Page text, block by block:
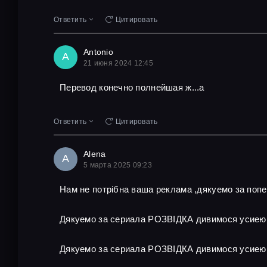
Ответить Цитировать
A Antonio
21 июня 2024 12:45
Перевод конечно полнейшая ж...а
Ответить Цитировать
A Alena
5 марта 2025 09:23
Нам не потрібна ваша реклама ,дякуемо за
Дякуемо за сериала РОЗВІДКА дивимося
Дякуемо за сериала РОЗВІДКА дивимося